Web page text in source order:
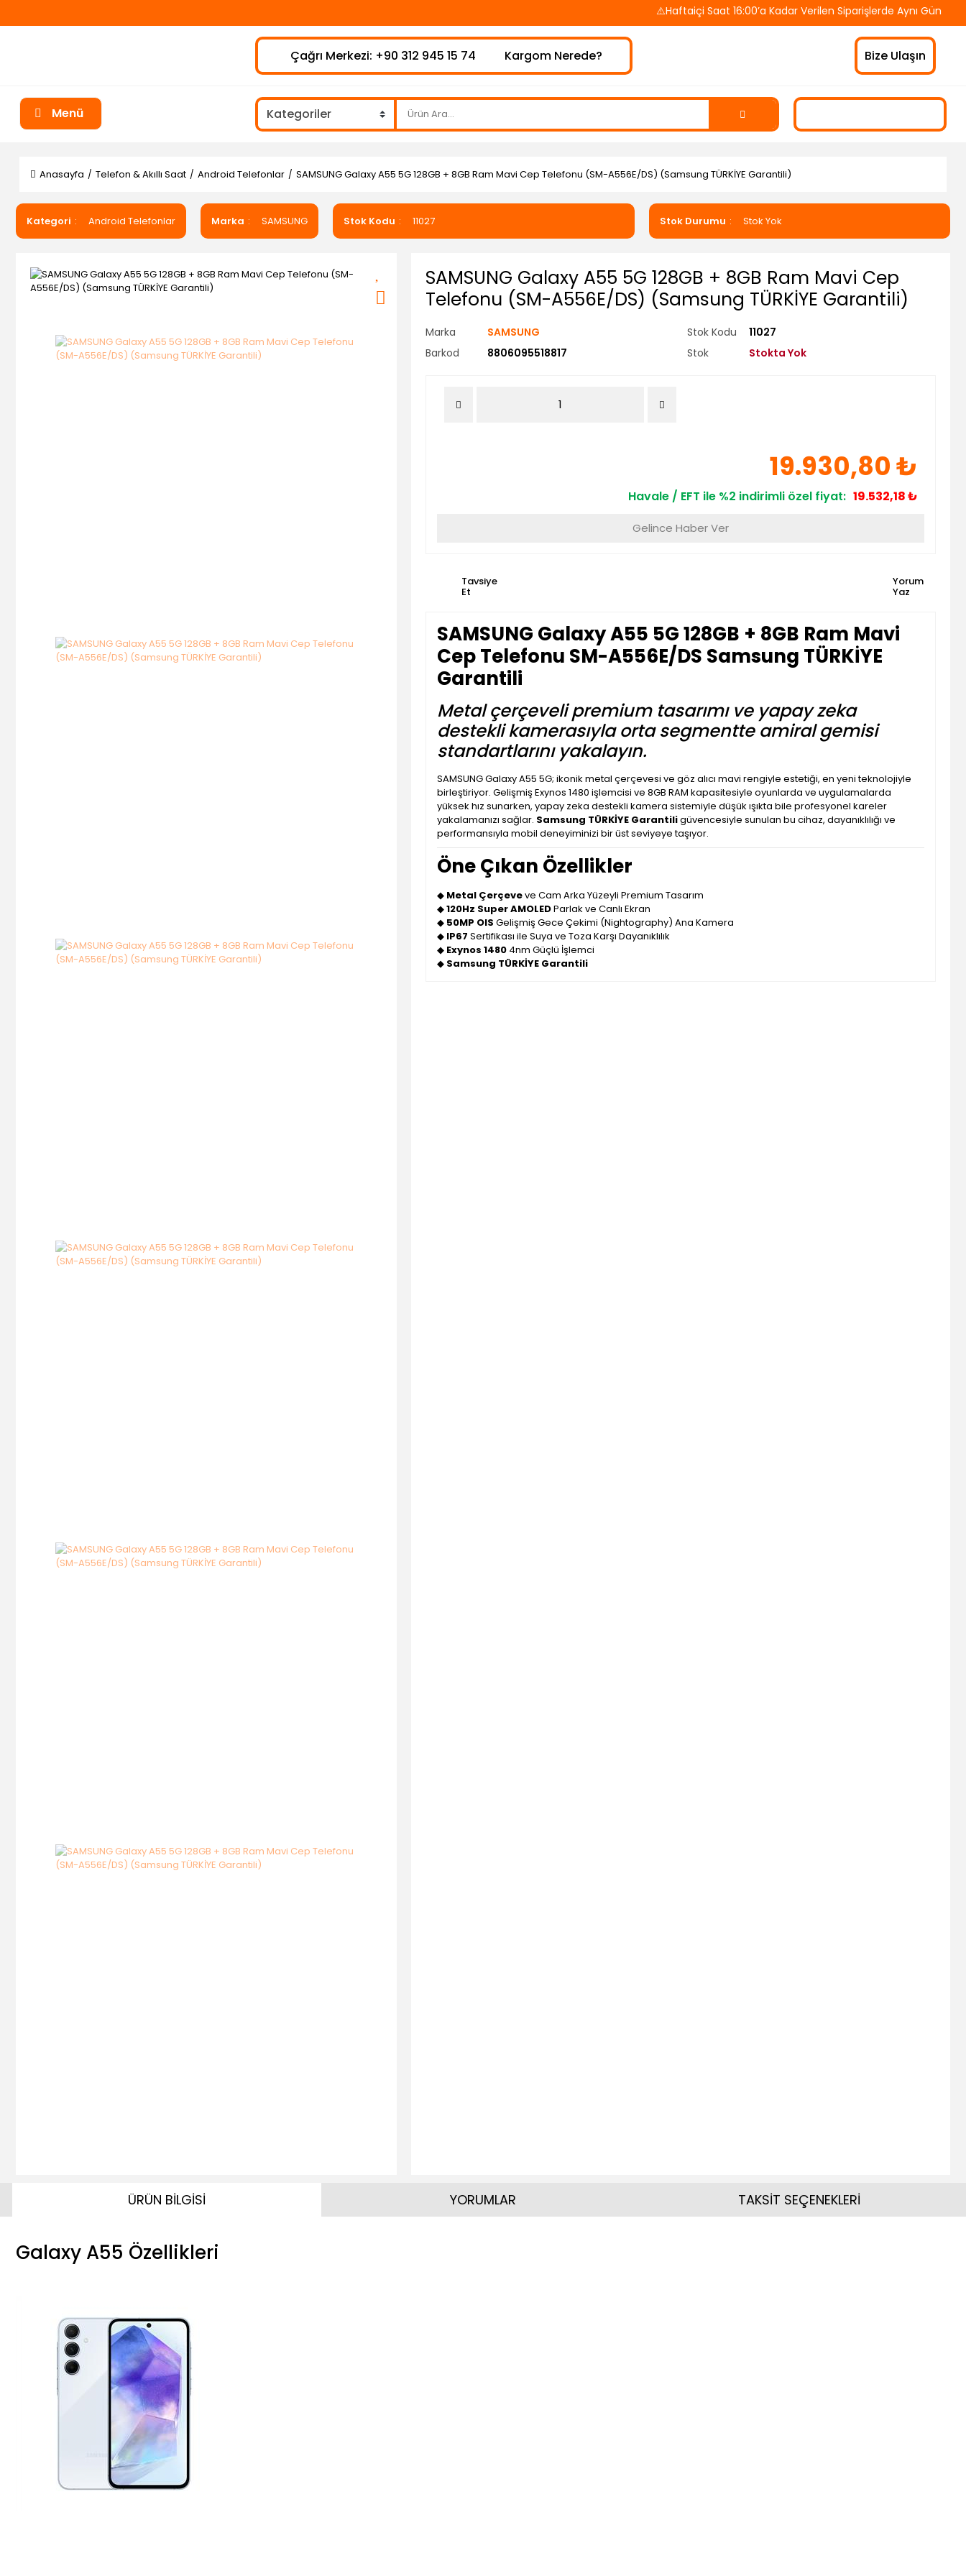
⚠️Haftaiçi Saat 16:00’a Kadar Verilen Siparişlerde Aynı Gün Kargo! 🚚
Çağrı Merkezi: +90 312 945 15 74 Kargom Nerede? Bize Ulaşın
Menü
Anasayfa Telefon & Akıllı Saat Android Telefonlar SAMSUNG Galaxy A55 5G 128GB + 8GB Ram Mavi Cep Telefonu (SM-A556E/DS) (Samsung TÜRKİYE Garantili)
Kategori Android Telefonlar Marka SAMSUNG Stok Kodu 11027 Stok Durumu Stok Yok
SAMSUNG Galaxy A55 5G 128GB + 8GB Ram Mavi Cep
Telefonu (SM-A556E/DS) (Samsung TÜRKİYE Garantili)
Marka SAMSUNG Stok Kodu
11027
Barkod
8806095518817 Stok Stokta Yok
19.930,80 ₺
Havale / EFT ile %2 indirimli özel fiyat: 19.532,18 ₺
Gelince Haber Ver
Tavsiye
Et
Yorum
Yaz
SAMSUNG Galaxy A55 5G 128GB + 8GB Ram Mavi
Cep Telefonu SM-A556E/DS Samsung TÜRKİYE
Garantili
Metal çerçeveli premium tasarımı ve yapay zeka
destekli kamerasıyla orta segmentte amiral gemisi
standartlarını yakalayın.
SAMSUNG Galaxy A55 5G; ikonik metal çerçevesi ve göz alıcı mavi rengiyle estetiği, en yeni teknolojiyle
birleştiriyor. Gelişmiş Exynos 1480 işlemcisi ve 8GB RAM kapasitesiyle oyunlarda ve uygulamalarda
yüksek hız sunarken, yapay zeka destekli kamera sistemiyle düşük ışıkta bile profesyonel kareler
yakalamanızı sağlar. Samsung TÜRKİYE Garantiligüvencesiyle sunulan bu cihaz, dayanıklılığı ve
performansıyla mobil deneyiminizi bir üst seviyeye taşıyor.
Öne Çıkan Özellikler
◆ Metal Çerçeveve Cam Arka Yüzeyli Premium Tasarım
◆120Hz Super AMOLEDParlak ve Canlı Ekran
◆ 50MP OIS Gelişmiş Gece Çekimi (Nightography) Ana Kamera
◆ IP67 Sertifikası ile Suya ve Toza Karşı Dayanıklılık
◆ Exynos 1480 4nm Güçlü İşlemci
◆ Samsung TÜRKİYE Garantili
ÜRÜN BİLGİSİ
Galaxy A55 Özellikleri
YORUMLAR TAKSİT SEÇENEKLERİ